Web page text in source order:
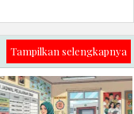
Tampilkan selengkapnya